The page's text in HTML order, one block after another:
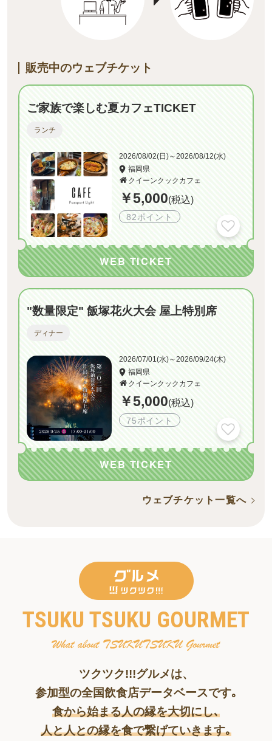
販売中のウェブチケット
ウェブチケット一覧へ
ご家族で楽しむ夏カフェTICKET
ランチ
2026/08/02(日)～2026/08/12(水)
福岡県
クイーンクックカフェ
￥5,000(税込)
82ポイント
WEB TICKET
"数量限定" 飯塚花火大会 屋上特別席
ディナー
2026/07/01(水)～2026/09/24(木)
福岡県
クイーンクックカフェ
￥5,000(税込)
75ポイント
WEB TICKET
TSUKU TSUKU GOURMET
ツクツク!!!グルメは、
参加型の全国飲食店データベースです｡
食から始まる人の縁を大切にし､
人と人との縁を食で繋げていきます｡